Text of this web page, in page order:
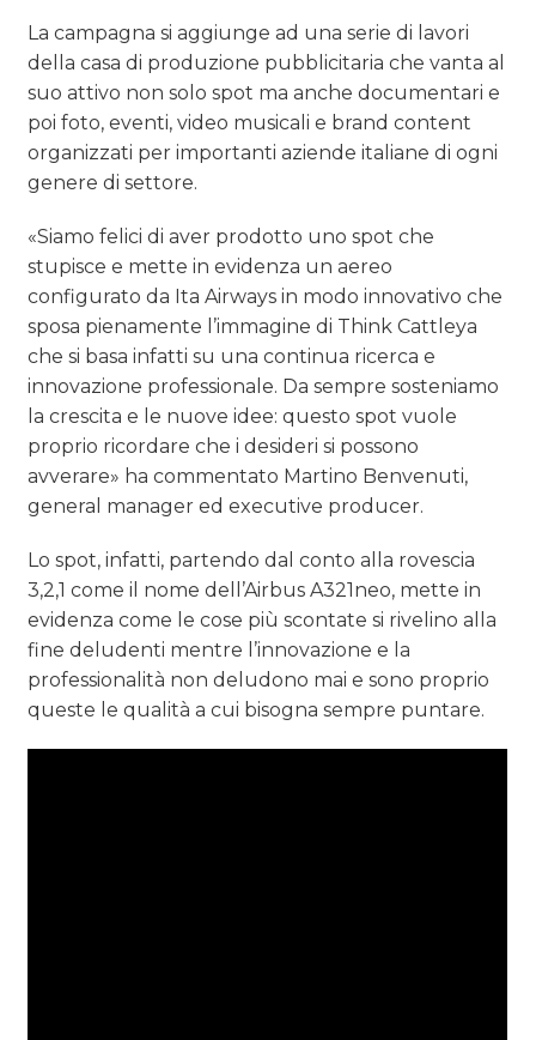
La campagna si aggiunge ad una serie di lavori
della casa di produzione pubblicitaria che vanta al
suo attivo non solo spot ma anche documentari e
poi foto, eventi, video musicali e brand content
organizzati per importanti aziende italiane di ogni
genere di settore.
«Siamo felici di aver prodotto uno spot che
stupisce e mette in evidenza un aereo
configurato da Ita Airways in modo innovativo che
sposa pienamente l’immagine di Think Cattleya
che si basa infatti su una continua ricerca e
innovazione professionale. Da sempre sosteniamo
la crescita e le nuove idee: questo spot vuole
proprio ricordare che i desideri si possono
avverare» ha commentato Martino Benvenuti,
general manager ed executive producer.
Lo spot, infatti, partendo dal conto alla rovescia
3,2,1 come il nome dell’Airbus A321neo, mette in
evidenza come le cose più scontate si rivelino alla
fine deludenti mentre l’innovazione e la
professionalità non deludono mai e sono proprio
queste le qualità a cui bisogna sempre puntare.